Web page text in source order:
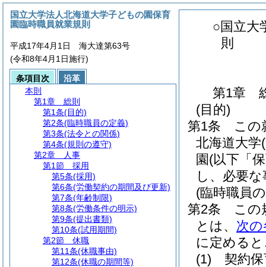
○国立大
則
第1章
(目的)
第1条
この
北海道大学
園(以下「
し、必要
(臨時職員
第2条
この
とは、 次
に定める
(1)
契約
国立大学法人北海道大学子どもの園保育
園臨時職員就業規則
平成17年4月1日 海大達第63号
(令和8年4月1日施行)
条項目次
沿革
本則
第1章
総則
第1条(目的)
第2条(臨時職員の定義)
第3条(法令との関係)
第4条(規則の遵守)
第2章
人事
第1節
採用
第5条(採用)
第6条(労働契約の期間及び更新)
第7条(年齢制限)
第8条(労働条件の明示)
第9条(提出書類)
第10条(試用期間)
第2節
休職
第11条(休職事由)
第12条(休職の期間等)